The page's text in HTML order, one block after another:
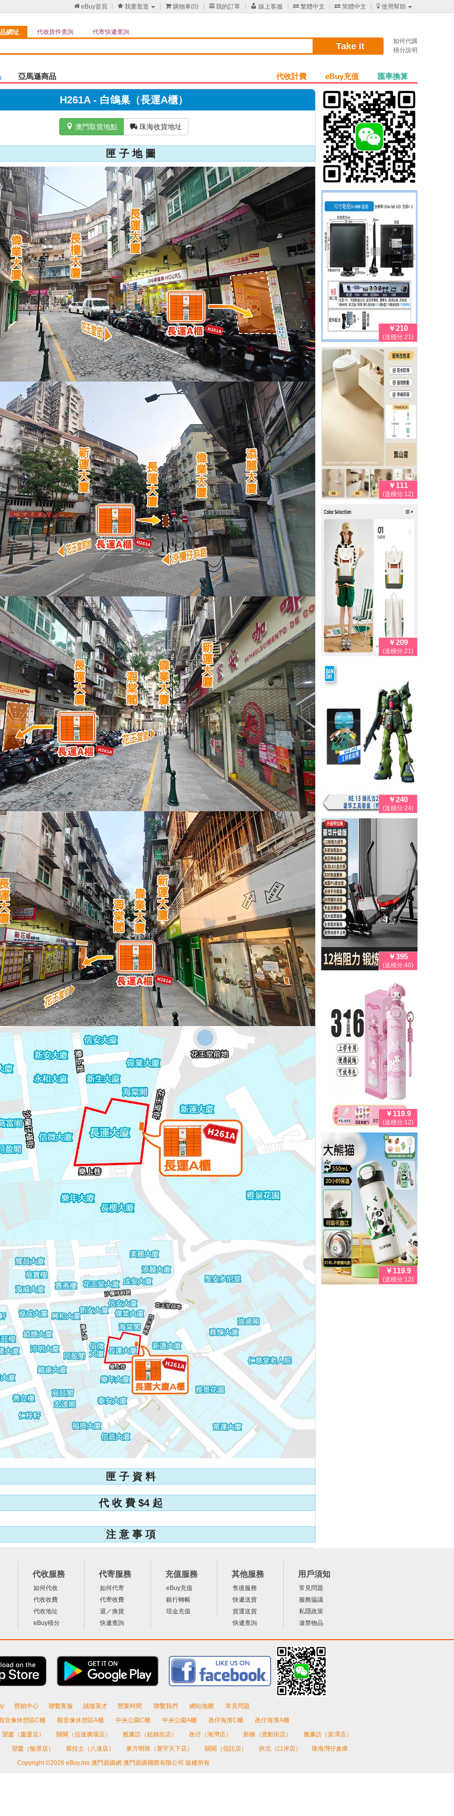
eBuy首頁  我要逛逛  購物車(0) 我的訂單  線上客服  繁體中文  简體中文  使用幫助
網址
Take it
如何代購
積分說明
代收貨件查詢 代寄快遞查詢
亞馬遜商品 匯率換算
eBuy充值
代收計費
H261A - 白鴿巢（長運A櫃）
 澳門取貨地點  珠海收貨地址
匣 子 地 圖
匣 子 資 料
代 收 費 $4 起
注 意 事 項
￥210
(送積分:21)
￥111
(送積分:12)
￥209
(送積分:21)
￥240
(送積分:24)
￥395
(送積分:40)
￥119.9
(送積分:12)
￥119.9
(送積分:12)
代收服務
如何代收
代收收費
代收地址
eBuy積分
代寄服務
如何代寄
代寄收費
退／換貨
快遞查詢
充值服務
eBuy充值
銀行轉帳
現金充值
其他服務
售後服務
快遞送貨
貨運送貨
快遞查詢
用戶須知
常見問題
服務協議
私隱政策
違禁物品
營銷中心 聯繫客服 誠徵英才 營業時間 聯繫我們 網站地圖
常見問題
音像休憩區C櫃
觀音像休憩區A櫃 中央公園C櫃 中央公園A櫃 氹仔海濱C櫃
氹仔海濱A櫃
望廈（慶運店）
關閘（信達廣場店） 雅廉訪（姑娘街店） 氹仔（海灣店） 新橋（渡船街店）
雅廉訪（富澤店）
望廈（愉景店） 慕拉士（八達店） 東方明珠（寰宇天下店） 關閘（信託店） 拱北（口岸店）
珠海灣仔倉庫
Copyright ©2026 eBuy.mo 澳門易購網 澳門易購國際有限公司 版權所有